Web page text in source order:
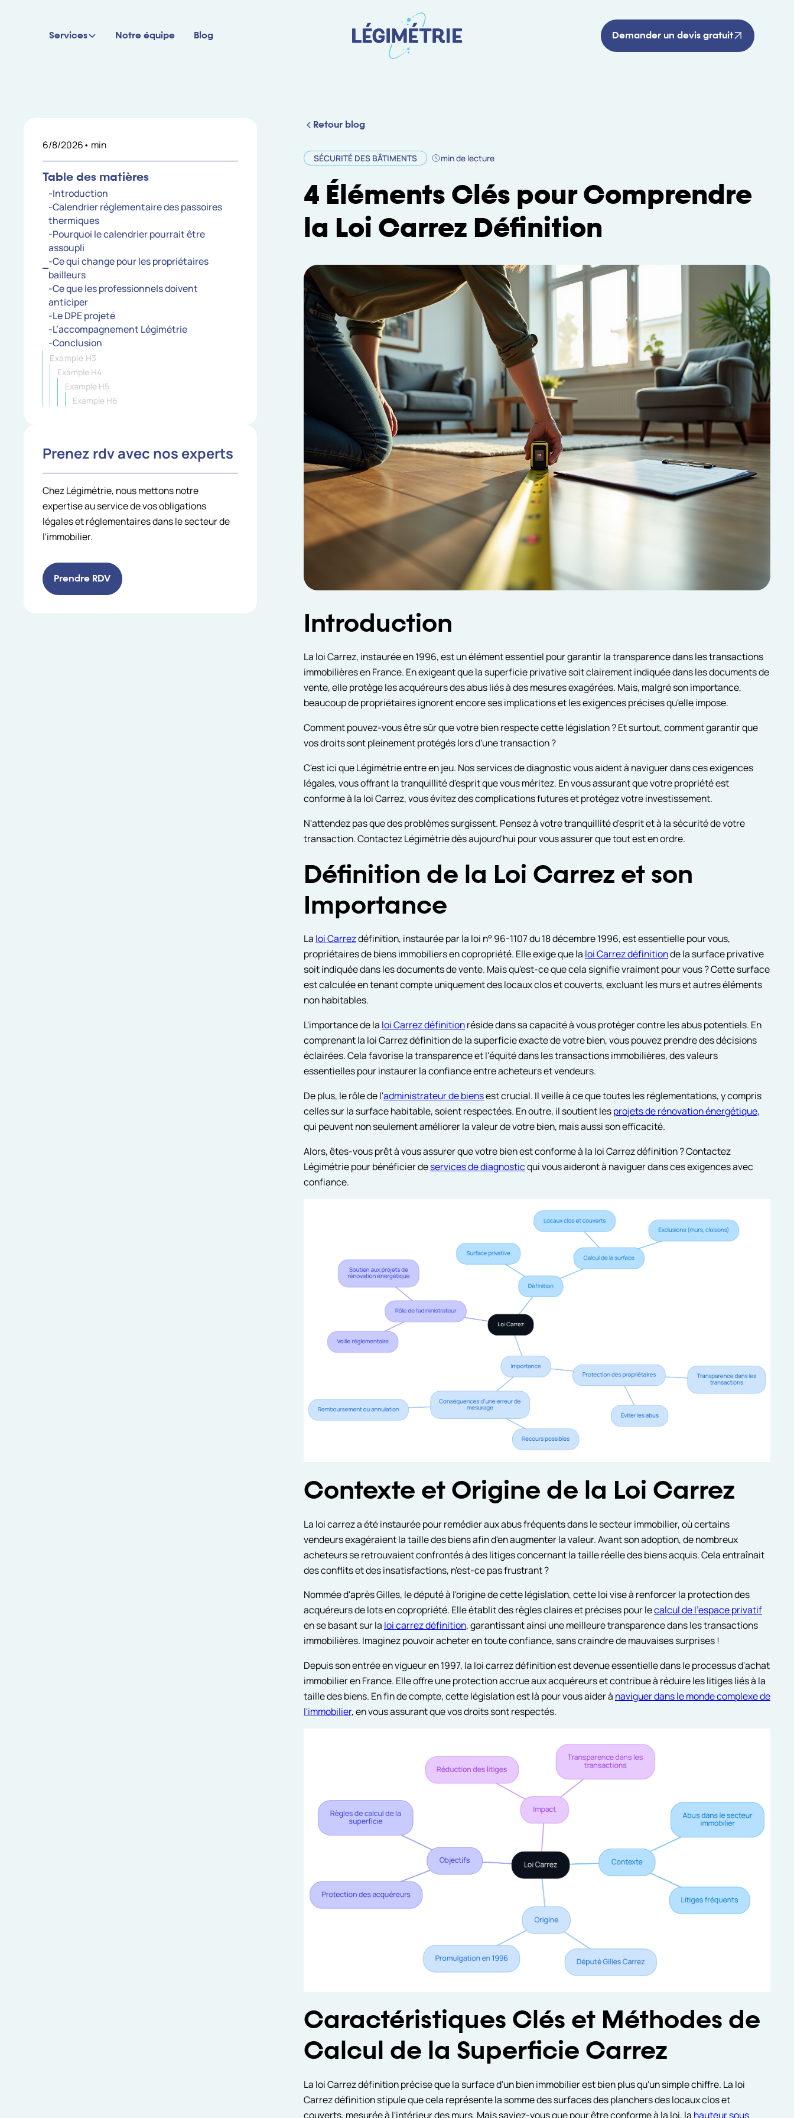
Services Notre équipe Blog Demander un devis gratuit
6/8/2026• min
Table des matières
-Introduction
-Calendrier réglementaire des passoires
thermiques
-Pourquoi le calendrier pourrait être
assoupli
-Ce qui change pour les propriétaires
bailleurs
-Ce que les professionnels doivent
anticiper
-Le DPE projeté
-L’accompagnement Légimétrie
-Conclusion
Example H3
Example H4
Example H5
Example H6
Prenez rdv avec nos experts
Chez Légimétrie, nous mettons notre
expertise au service de vos obligations
légales et réglementaires dans le secteur de
l'immobilier.
Prendre RDV
Retour blog
SÉCURITÉ DES BÂTIMENTS min de lecture
4 Éléments Clés pour Comprendre
la Loi Carrez Définition
Introduction
La loi Carrez, instaurée en 1996, est un élément essentiel pour garantir la transparence dans les transactions
immobilières en France. En exigeant que la superficie privative soit clairement indiquée dans les documents de
vente, elle protège les acquéreurs des abus liés à des mesures exagérées. Mais, malgré son importance,
beaucoup de propriétaires ignorent encore ses implications et les exigences précises qu'elle impose.
Comment pouvez-vous être sûr que votre bien respecte cette législation ? Et surtout, comment garantir que
vos droits sont pleinement protégés lors d'une transaction ?
C'est ici que Légimétrie entre en jeu. Nos services de diagnostic vous aident à naviguer dans ces exigences
légales, vous offrant la tranquillité d'esprit que vous méritez. En vous assurant que votre propriété est
conforme à la loi Carrez, vous évitez des complications futures et protégez votre investissement.
N'attendez pas que des problèmes surgissent. Pensez à votre tranquillité d'esprit et à la sécurité de votre
transaction. Contactez Légimétrie dès aujourd'hui pour vous assurer que tout est en ordre.
Définition de la Loi Carrez et son
Importance
La loi Carrezdéfinition, instaurée par la loi n° 96-1107 du 18 décembre 1996, est essentielle pour vous,
propriétaires de biens immobiliers en copropriété. Elle exige que la loi Carrez définitionde la surface privative
soit indiquée dans les documents de vente. Mais qu'est-ce que cela signifie vraiment pour vous ? Cette surface
est calculée en tenant compte uniquement des locaux clos et couverts, excluant les murs et autres éléments
non habitables.
L'importance de la loi Carrez définitionréside dans sa capacité à vous protéger contre les abus potentiels. En
comprenant la loi Carrez définition de la superficie exacte de votre bien, vous pouvez prendre des décisions
éclairées. Cela favorise la transparence et l'équité dans les transactions immobilières, des valeurs
essentielles pour instaurer la confiance entre acheteurs et vendeurs.
De plus, le rôle de l'administrateur de biensest crucial. Il veille à ce que toutes les réglementations, y compris
celles sur la surface habitable, soient respectées. En outre, il soutient lesprojets de rénovation énergétique,
qui peuvent non seulement améliorer la valeur de votre bien, mais aussi son efficacité.
Alors, êtes-vous prêt à vous assurer que votre bien est conforme à la loi Carrez définition ? Contactez
Légimétrie pour bénéficier deservices de diagnosticqui vous aideront à naviguer dans ces exigences avec
confiance.
Contexte et Origine de la Loi Carrez
La loi carrez a été instaurée pour remédier aux abus fréquents dans le secteur immobilier, où certains
vendeurs exagéraient la taille des biens afin d'en augmenter la valeur. Avant son adoption, de nombreux
acheteurs se retrouvaient confrontés à des litiges concernant la taille réelle des biens acquis. Cela entraînait
des conflits et des insatisfactions, n'est-ce pas frustrant ?
Nommée d'après Gilles, le député à l'origine de cette législation, cette loi vise à renforcer la protection des
acquéreurs de lots en copropriété. Elle établit des règles claires et précises pour lecalcul de l'espace privatif
en se basant sur la loi carrez définition, garantissant ainsi une meilleure transparence dans les transactions
immobilières. Imaginez pouvoir acheter en toute confiance, sans craindre de mauvaises surprises !
Depuis son entrée en vigueur en 1997, la loi carrez définition est devenue essentielle dans le processus d'achat
immobilier en France. Elle offre une protection accrue aux acquéreurs et contribue à réduire les litiges liés à la
taille des biens. En fin de compte, cette législation est là pour vous aider à naviguer dans le monde complexe de
l'immobilier, en vous assurant que vos droits sont respectés.
Caractéristiques Clés et Méthodes de
Calcul de la Superficie Carrez
La loi Carrez définition précise que la surface d'un bien immobilier est bien plus qu'un simple chiffre. La loi
Carrez définition stipule que cela représente la somme des surfaces des planchers des locaux clos et
couverts, mesurée à l'intérieur des murs. Mais saviez-vous que pour être conforme à la loi, la hauteur sous